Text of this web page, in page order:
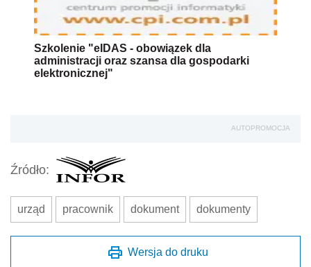
Szkolenie "eIDAS - obowiązek dla
administracji oraz szansa dla gospodarki
elektronicznej"
AUTOPROMOCJA
Źródło:
urząd pracownik dokument dokumenty
Wersja do druku